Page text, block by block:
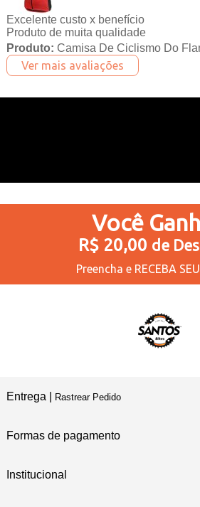
Excelente custo x benefício
Produto de muita qualidade
Produto: Camisa De Ciclismo Do
Ver mais avaliações
Você
R$ 20,00 de
Preencha e RECEBA
Entrega | Rastrear Pedido
Formas de pagamento
Institucional